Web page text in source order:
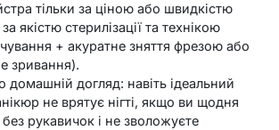
тільки за ціною або швидкістю
якістю стерилізації та технікою
+ акуратне зняття фрезою або
зривання).
домашній догляд: навіть ідеальний
не врятує нігті, якщо ви щодня
рукавичок і не зволожуєте